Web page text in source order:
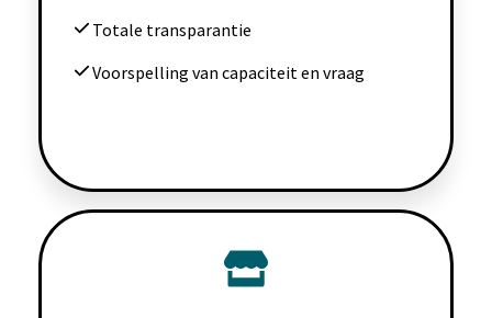
Totale transparantie
Voorspelling van capaciteit en vraag